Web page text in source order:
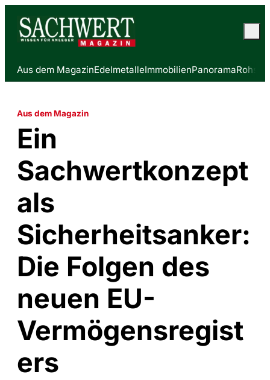
Aus dem MagazinEdelmetalleImmobilienPanorama
Aus dem Magazin
Ein
Sachwertkonzept
als
Sicherheitsanker:
Die Folgen des
neuen EU-
Vermögensregist
ers